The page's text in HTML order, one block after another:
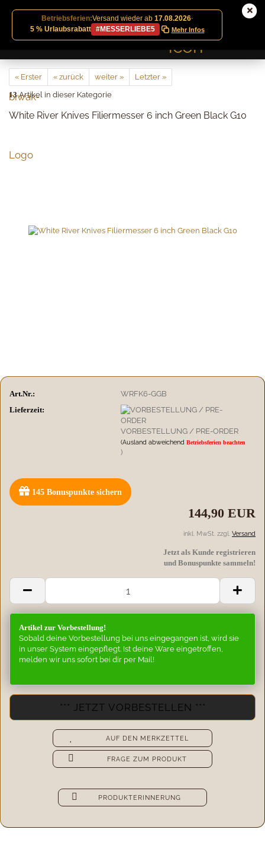
Betriebsferien:Versand wieder ab 17.08.2026·
5 % Urlaubsrabatt
#MESSERLIEBE5 Mehr Infos
« Erster « zurück weiter »
Letzter »
13Artikel in dieser Kategorie
White River Knives Filiermesser 6 inch Green Black G10
Art.Nr.:
WRFK6-GGB
Lieferzeit:
VORBESTELLUNG / PRE-ORDER
(Ausland abweichendBetriebsferien beachten
)
145 Bonuspunkte sichern
144,90 EUR
inkl. MwSt. zzgl. Versand
Jetzt als Kunde registrieren
und Bonuspunkte sammeln!
Artikel zur Vorbestellung!
Sobald deine Vorbestellung bei uns eingegangen ist, wird sie
in unser System eingepflegt. Ist deine Ware eingetroffen,
melden wir uns sofort bei dir per Mail!
AUF DEN MERKZETTEL
FRAGE ZUM PRODUKT
PRODUKTERINNERUNG